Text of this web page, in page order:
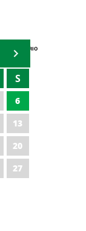
DO SECRETÁRIO
S
6
13
20
27